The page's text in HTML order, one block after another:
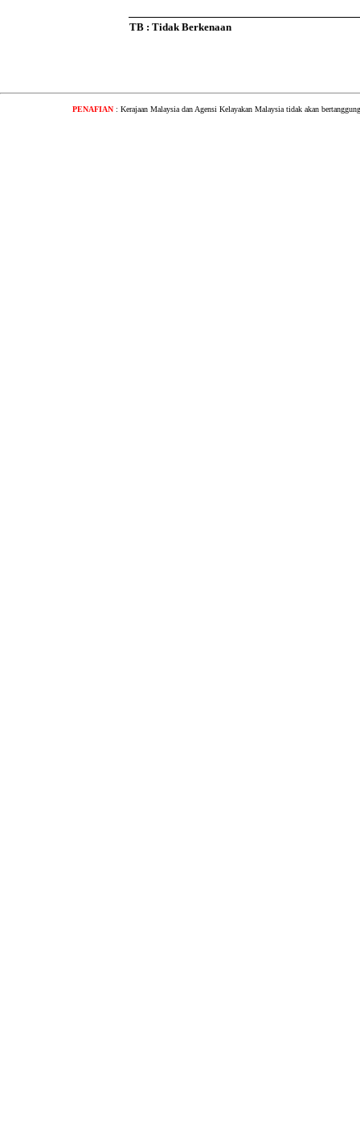
TB : Tidak Berkenaan
PENAFIAN : Kerajaan Malaysia dan Agensi Kelayakan Malaysia tidak akan